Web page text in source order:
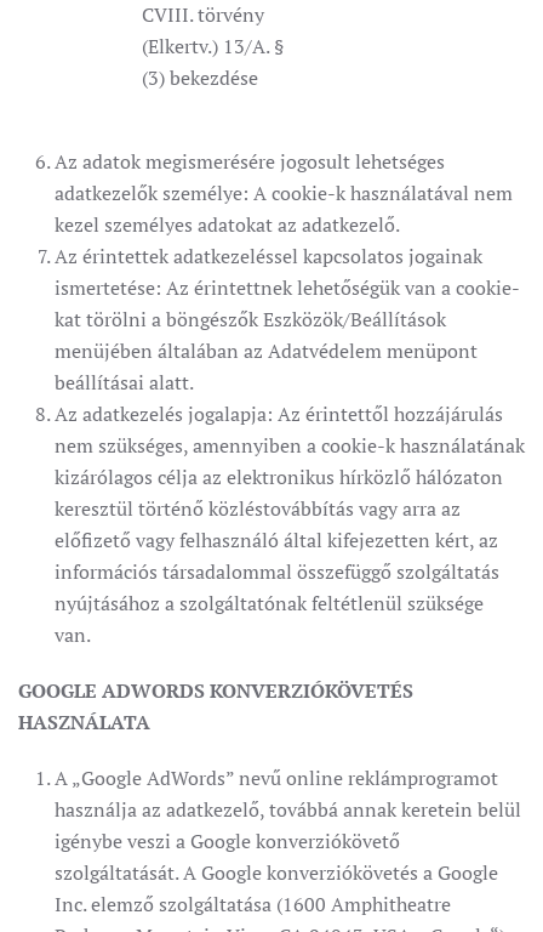
CVIII. törvény
(Elkertv.) 13/A. §
(3) bekezdése
Az adatok megismerésére jogosult lehetséges
adatkezelők személye: A cookie-k használatával nem
kezel személyes adatokat az adatkezelő.
Az érintettek adatkezeléssel kapcsolatos jogainak
ismertetése: Az érintettnek lehetőségük van a cookie-
kat törölni a böngészők Eszközök/Beállítások
menüjében általában az Adatvédelem menüpont
beállításai alatt.
Az adatkezelés jogalapja: Az érintettől hozzájárulás
nem szükséges, amennyiben a cookie-k használatának
kizárólagos célja az elektronikus hírközlő hálózaton
keresztül történő közléstovábbítás vagy arra az
előfizető vagy felhasználó által kifejezetten kért, az
információs társadalommal összefüggő szolgáltatás
nyújtásához a szolgáltatónak feltétlenül szüksége
van.
GOOGLE ADWORDS KONVERZIÓKÖVETÉS
HASZNÁLATA
A „Google AdWords” nevű online reklámprogramot
használja az adatkezelő, továbbá annak keretein belül
igénybe veszi a Google konverziókövető
szolgáltatását. A Google konverziókövetés a Google
Inc. elemző szolgáltatása (1600 Amphitheatre